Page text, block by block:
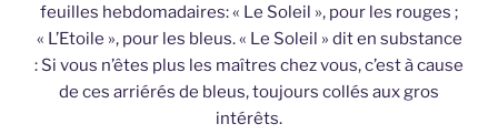
feuilles hebdomadaires: « Le Soleil », pour les rouges ;
« L’Etoile », pour les bleus. « Le Soleil » dit en substance
: Si vous n’êtes plus les maîtres chez vous, c’est à cause
de ces arriérés de bleus, toujours collés aux gros
intérêts.